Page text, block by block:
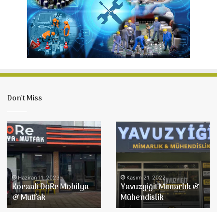
Don’t Miss
Kocaali
DoRe
Mobilya
&
Mutfak
Haziran 11, 2023
Kocaali DoRe Mobilya
& Mutfak
Yavuzyiğit
Mimarlık
Kasım 21, 2022
Yavuzyiğit Mimarlık &
Mühendislik